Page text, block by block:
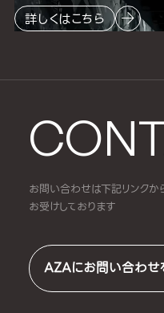
お問い合わせは下記リンクか
お受けしております
AZAにお問い合わせ
詳しくはこちら